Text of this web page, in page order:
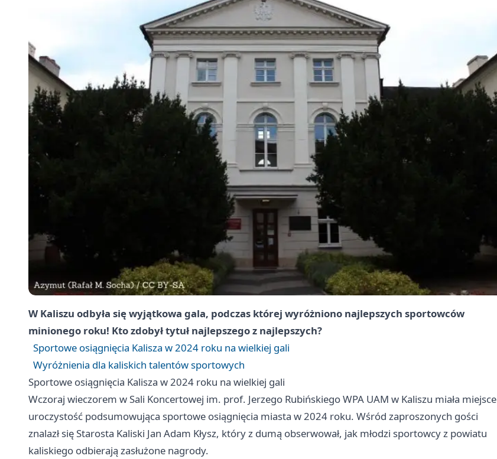
W Kaliszu odbyła się wyjątkowa gala, podczas której wyróżniono najlepszych sportowców
minionego roku! Kto zdobył tytuł najlepszego z najlepszych?
Sportowe osiągnięcia Kalisza w 2024 roku na wielkiej gali
Wyróżnienia dla kaliskich talentów sportowych
Sportowe osiągnięcia Kalisza w 2024 roku na wielkiej gali
Wczoraj wieczorem w Sali Koncertowej im. prof. Jerzego Rubińskiego WPA UAM w Kaliszu miała miejsce
uroczystość podsumowująca sportowe osiągnięcia miasta w 2024 roku. Wśród zaproszonych gości
znalazł się Starosta Kaliski Jan Adam Kłysz, który z dumą obserwował, jak młodzi sportowcy z powiatu
kaliskiego odbierają zasłużone nagrody.